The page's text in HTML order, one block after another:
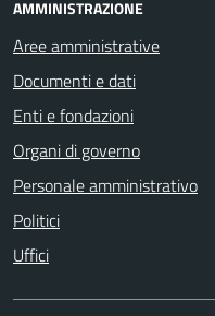
AMMINISTRAZIONE
Aree amministrative
Documenti e dati
Enti e fondazioni
Organi di governo
Personale amministrativo
Politici
Uffici